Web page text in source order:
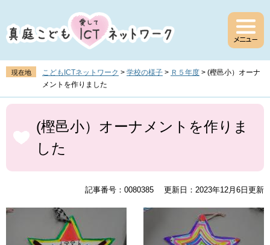
ジ
の
頭
す
。
ュ
ー
飛
し
て
現在地 こどもICTネットワーク > 学校の様子 > Ｒ５年度 > (樫邑小）オーナ
メントを作りました
本
(樫邑小）オーナメントを作りま
した
記事番号：0080385 更新日：2023年12月6日更新